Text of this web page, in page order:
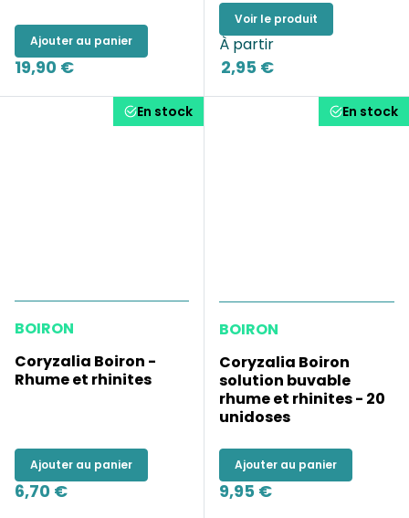
Ajouter au panier
19,90 €
Voir le produit
À partir
2,95 €
En stock
BOIRON
Coryzalia Boiron -
Rhume et rhinites
Ajouter au panier
6,70 €
En stock
BOIRON
Coryzalia Boiron
solution buvable
rhume et rhinites - 20
unidoses
Ajouter au panier
9,95 €